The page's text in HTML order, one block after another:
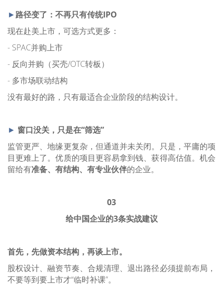
►路径变了：不再只有传统IPO
现在赴美上市，可选方式更多：
- SPAC并购上市
- 反向并购（买壳/OTC转板）
- 多市场联动结构
没有最好的路，只有最适合企业阶段的结构设计。
► 窗口没关，只是在“筛选”
监管更严、地缘更复杂，但通道并未关闭。只是，平庸的项
目更难上了。优质的项目更容易拿到钱、获得高估值。机会
留给有准备、有结构、有专业伙伴的企业。
03
给中国企业的3条实战建议
首先，先做资本结构，再谈上市。
股权设计、融资节奏、合规清理、退出路径必须提前布局，
不要等到要上市才“临时补课”。